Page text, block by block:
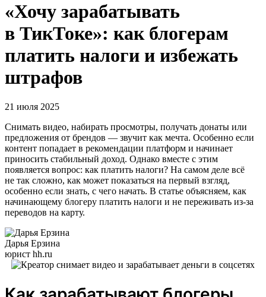
«Хочу зарабатывать
в ТикТоке»: как блогерам
платить налоги и избежать
штрафов
21 июля 2025
Снимать видео, набирать просмотры, получать донаты или
предложения от брендов — звучит как мечта. Особенно если
контент попадает в рекомендации платформ и начинает
приносить стабильный доход. Однако вместе с этим
появляется вопрос: как платить налоги? На самом деле всё
не так сложно, как может показаться на первый взгляд,
особенно если знать, с чего начать. В статье объясняем, как
начинающему блогеру платить налоги и не переживать из-за
переводов на карту.
Дарья Ерзина
юрист hh.ru